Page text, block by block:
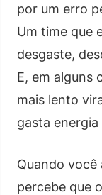
por um erro
Um time que
desgaste,
E, em alguns
mais lento
gasta energia
Quando
percebe que